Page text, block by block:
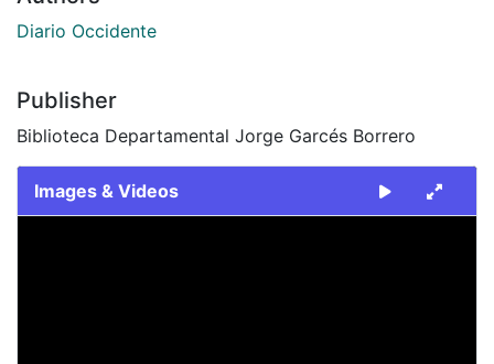
Diario Occidente
Publisher
Biblioteca Departamental Jorge Garcés Borrero
Images & Videos